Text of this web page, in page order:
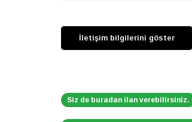
Siz de buradan ilan verebilirsiniz.